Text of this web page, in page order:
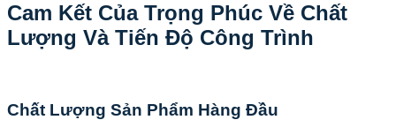
Cam Kết Của Trọng Phúc Về Chất
Lượng Và Tiến Độ Công Trình
Chất Lượng Sản Phẩm Hàng Đầu